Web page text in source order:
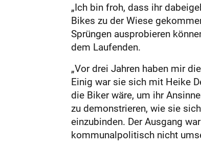
„Ich bin froh, dass ihr
Bikes zu der Wiese
Sprüngen ausprobieren
dem Laufenden.
„Vor drei Jahren haben mir
Einig war sie sich mit Heike
die Biker wäre, um ihr
zu demonstrieren, wie sie
einzubinden. Der Ausgang
kommunalpolitisch nicht